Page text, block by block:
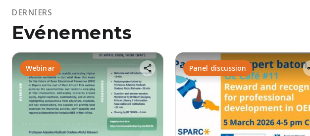
DERNIERS
Evénements
Webinar Panel discussion